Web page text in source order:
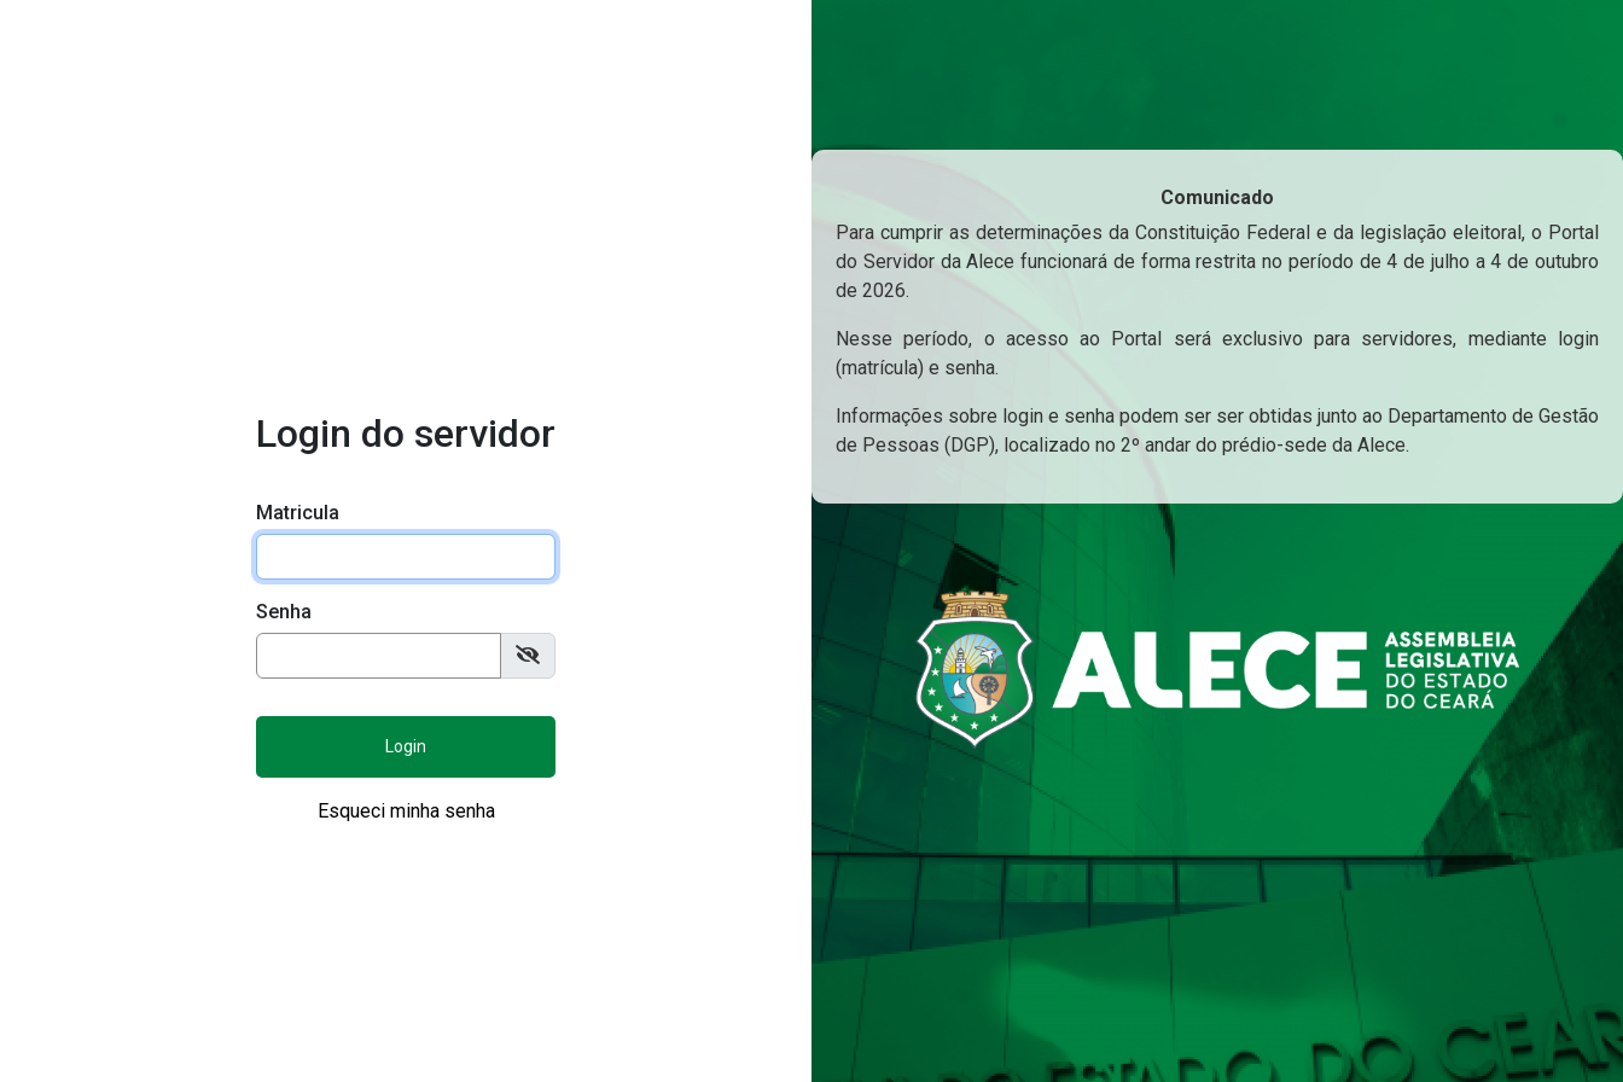
Login do servidor
Matricula
Senha
Login
Esqueci minha senha
Comunicado
Para cumprir as determinações da Constituição Federal e da legislação eleitoral, o Portal
do Servidor da Alece funcionará de forma restrita no período de 4 de julho a 4 de outubro
de 2026.
Nesse período, o acesso ao Portal será exclusivo para servidores, mediante login
(matrícula) e senha.
Informações sobre login e senha podem ser ser obtidas junto ao Departamento de Gestão
de Pessoas (DGP), localizado no 2º andar do prédio-sede da Alece.